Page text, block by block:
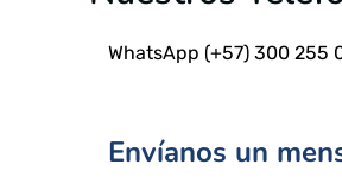
WhatsApp (+57) 300 255
Envíanos un